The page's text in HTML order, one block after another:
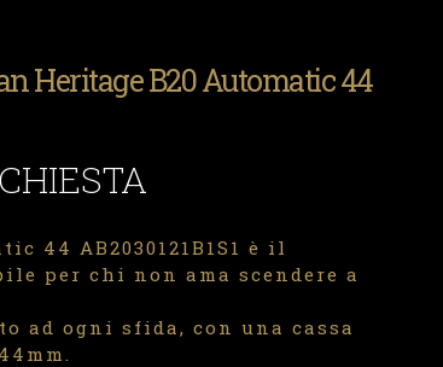
Heritage B20 Automatic 44
44 AB2030121B1S1 è il
per chi non ama scendere a
ad ogni sfida, con una cassa